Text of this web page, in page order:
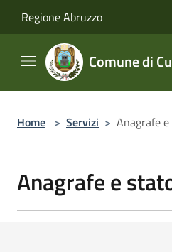
Regione Abruzzo
Comune di
Home > Servizi > Anagrafe
Anagrafe e